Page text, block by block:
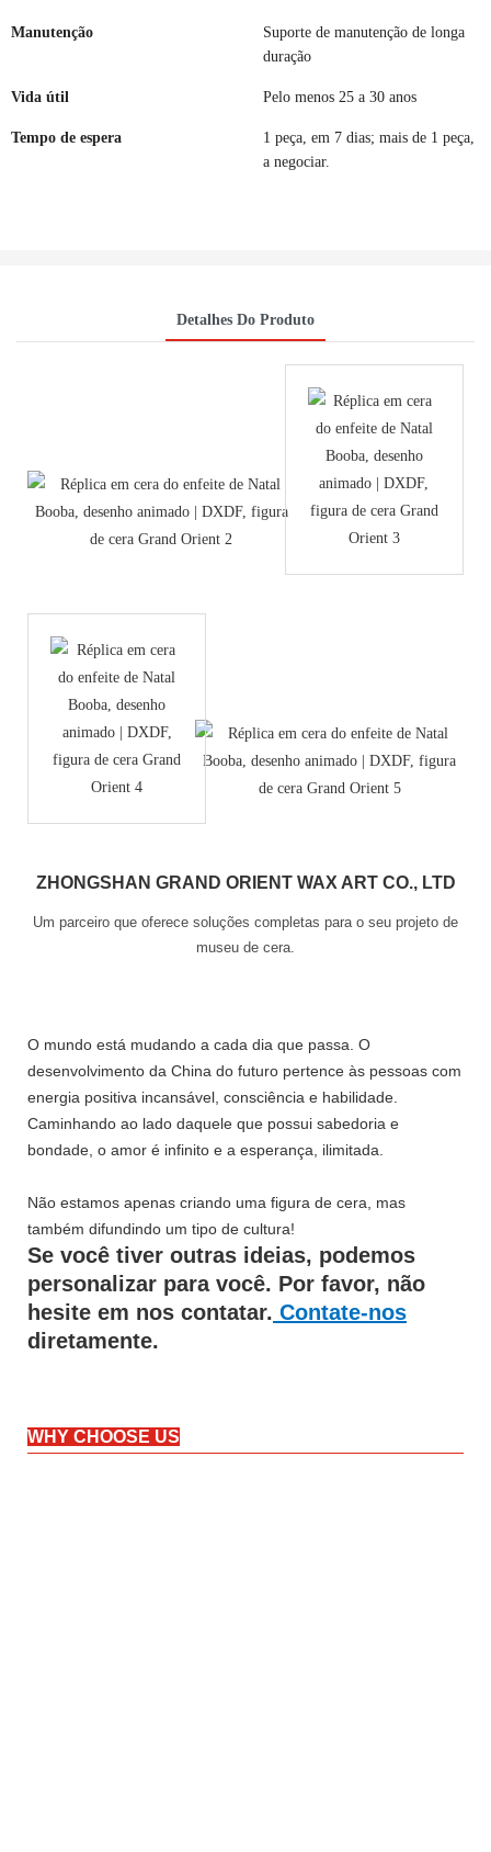
Manutenção
Suporte de manutenção de longa
duração
Vida útil Pelo menos 25 a 30 anos
Tempo de espera
1 peça, em 7 dias; mais de 1 peça,
a negociar.
Detalhes Do Produto
ZHONGSHAN GRAND ORIENT WAX ART CO., LTD
Um parceiro que oferece soluções completas para o seu projeto de
museu de cera.
O mundo está mudando a cada dia que passa. O
desenvolvimento da China do futuro pertence às pessoas com
energia positiva incansável, consciência e habilidade.
Caminhando ao lado daquele que possui sabedoria e
bondade, o amor é infinito e a esperança, ilimitada.
Não estamos apenas criando uma figura de cera, mas
também difundindo um tipo de cultura!
Se você tiver outras ideias, podemos
personalizar para você. Por favor, não
hesite em nos contatar. Contate-nos
diretamente.
WHY CHOOSE US